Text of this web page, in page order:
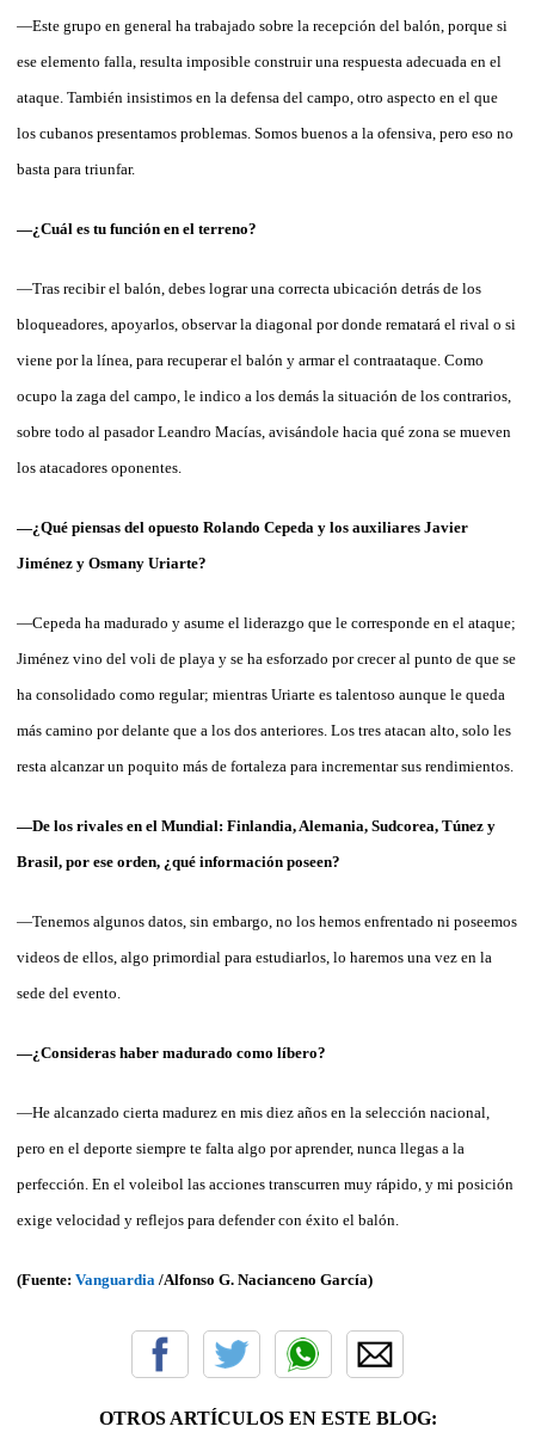
—Este grupo en general ha trabajado sobre la recepción del balón, porque si
ese elemento falla, resulta imposible construir una respuesta adecuada en el
ataque. También insistimos en la defensa del campo, otro aspecto en el que
los cubanos presentamos problemas. Somos buenos a la ofensiva, pero eso no
basta para triunfar.
—¿Cuál es tu función en el terreno?
—Tras recibir el balón, debes lograr una correcta ubicación detrás de los
bloqueadores, apoyarlos, observar la diagonal por donde rematará el rival o si
viene por la línea, para recuperar el balón y armar el contraataque. Como
ocupo la zaga del campo, le indico a los demás la situación de los contrarios,
sobre todo al pasador Leandro Macías, avisándole hacia qué zona se mueven
los atacadores oponentes.
—¿Qué piensas del opuesto Rolando Cepeda y los auxiliares Javier
Jiménez y Osmany Uriarte?
—Cepeda ha madurado y asume el liderazgo que le corresponde en el ataque;
Jiménez vino del voli de playa y se ha esforzado por crecer al punto de que se
ha consolidado como regular; mientras Uriarte es talentoso aunque le queda
más camino por delante que a los dos anteriores. Los tres atacan alto, solo les
resta alcanzar un poquito más de fortaleza para incrementar sus rendimientos.
—De los rivales en el Mundial: Finlandia, Alemania, Sudcorea, Túnez y
Brasil, por ese orden, ¿qué información poseen?
—Tenemos algunos datos, sin embargo, no los hemos enfrentado ni poseemos
videos de ellos, algo primordial para estudiarlos, lo haremos una vez en la
sede del evento.
—¿Consideras haber madurado como líbero?
—He alcanzado cierta madurez en mis diez años en la selección nacional,
pero en el deporte siempre te falta algo por aprender, nunca llegas a la
perfección. En el voleibol las acciones transcurren muy rápido, y mi posición
exige velocidad y reflejos para defender con éxito el balón.
(Fuente: Vanguardia /Alfonso G. Nacianceno García)
OTROS ARTÍCULOS EN ESTE BLOG: